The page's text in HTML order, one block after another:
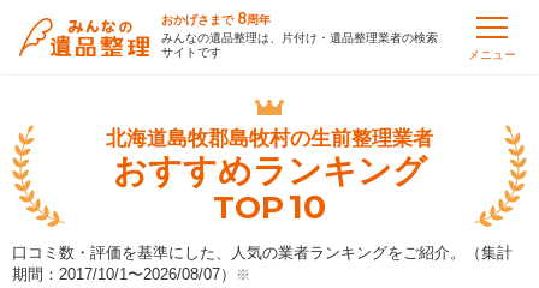
おかげさまで 8周年
みんなの遺品整理は、片付け・遺品整理業者の検索
サイトです
メニュー
北海道島牧郡島牧村の生前整理業者
おすすめランキング
TOP10
口コミ数・評価を基準にした、人気の業者ランキングをご紹介。（集計
期間：2017/10/1〜2026/08/07） ※